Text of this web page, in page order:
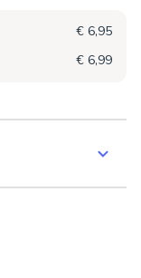
€ 6,95
€ 6,99